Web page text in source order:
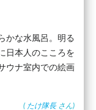
かな水風呂。明る
日本人のこころを
ウナ室内での絵画
( たけ隊長 さん)